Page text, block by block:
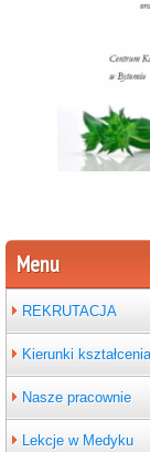
Menu
REKRUTACJA
Kierunki kształcenia
Nasze pracownie
Lekcje w Medyku